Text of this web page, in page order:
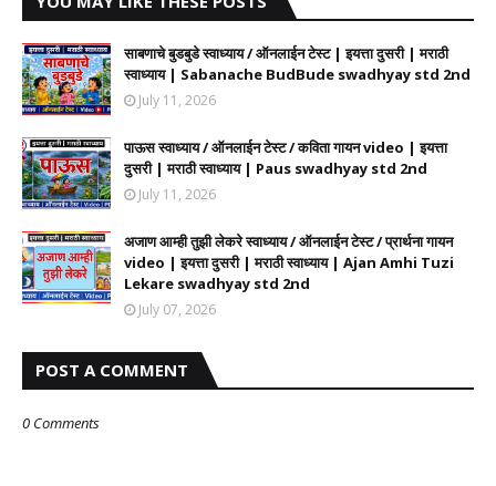
साबणाचे बुडबुडे स्वाध्याय / ऑनलाईन टेस्ट | इयत्ता दुसरी | मराठी
स्वाध्याय | Sabanache BudBude swadhyay std 2nd
July 11, 2026
पाऊस स्वाध्याय / ऑनलाईन टेस्ट / कविता गायन video | इयत्ता
दुसरी | मराठी स्वाध्याय | Paus swadhyay std 2nd
July 11, 2026
अजाण आम्ही तुझी लेकरे स्वाध्याय / ऑनलाईन टेस्ट / प्रार्थना गायन
video | इयत्ता दुसरी | मराठी स्वाध्याय | Ajan Amhi Tuzi
Lekare swadhyay std 2nd
July 07, 2026
POST A COMMENT
0 Comments